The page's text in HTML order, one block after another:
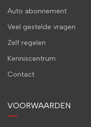
Auto abonnement
Veel gestelde vragen
Zelf regelen
Kenniscentrum
Contact
VOORWAARDEN